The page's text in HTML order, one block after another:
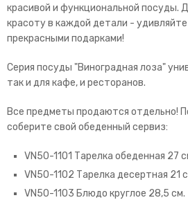
красивой и функциональной посуды.
красоту в каждой детали -
прекрасными подарками!
Серия посуды "Виноградная лоза"
так и для кафе, и ресторанов.
Все предметы продаются отдельно!
соберите свой обеденный сервиз:
VN50-1101 Тарелка обеденная 27
VN50-1102 Тарелка десертная 21
VN50-1103 Блюдо круглое 28,5 см.